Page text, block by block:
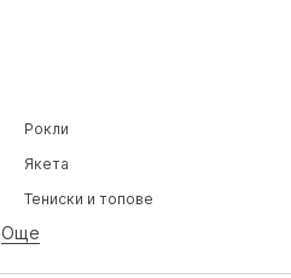
Рокли
Якета
Тениски и топове
Бельо
Още